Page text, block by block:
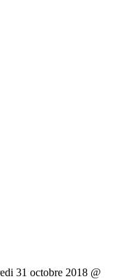
31 octobre 2018 @